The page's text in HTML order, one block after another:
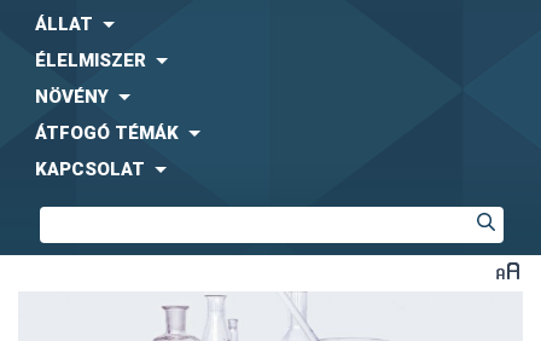
ÁLLAT
ÉLELMISZER
NÖVÉNY
ÁTFOGÓ TÉMÁK
KAPCSOLAT